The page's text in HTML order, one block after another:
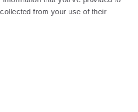
from your use of their
vos proches
fonctionne